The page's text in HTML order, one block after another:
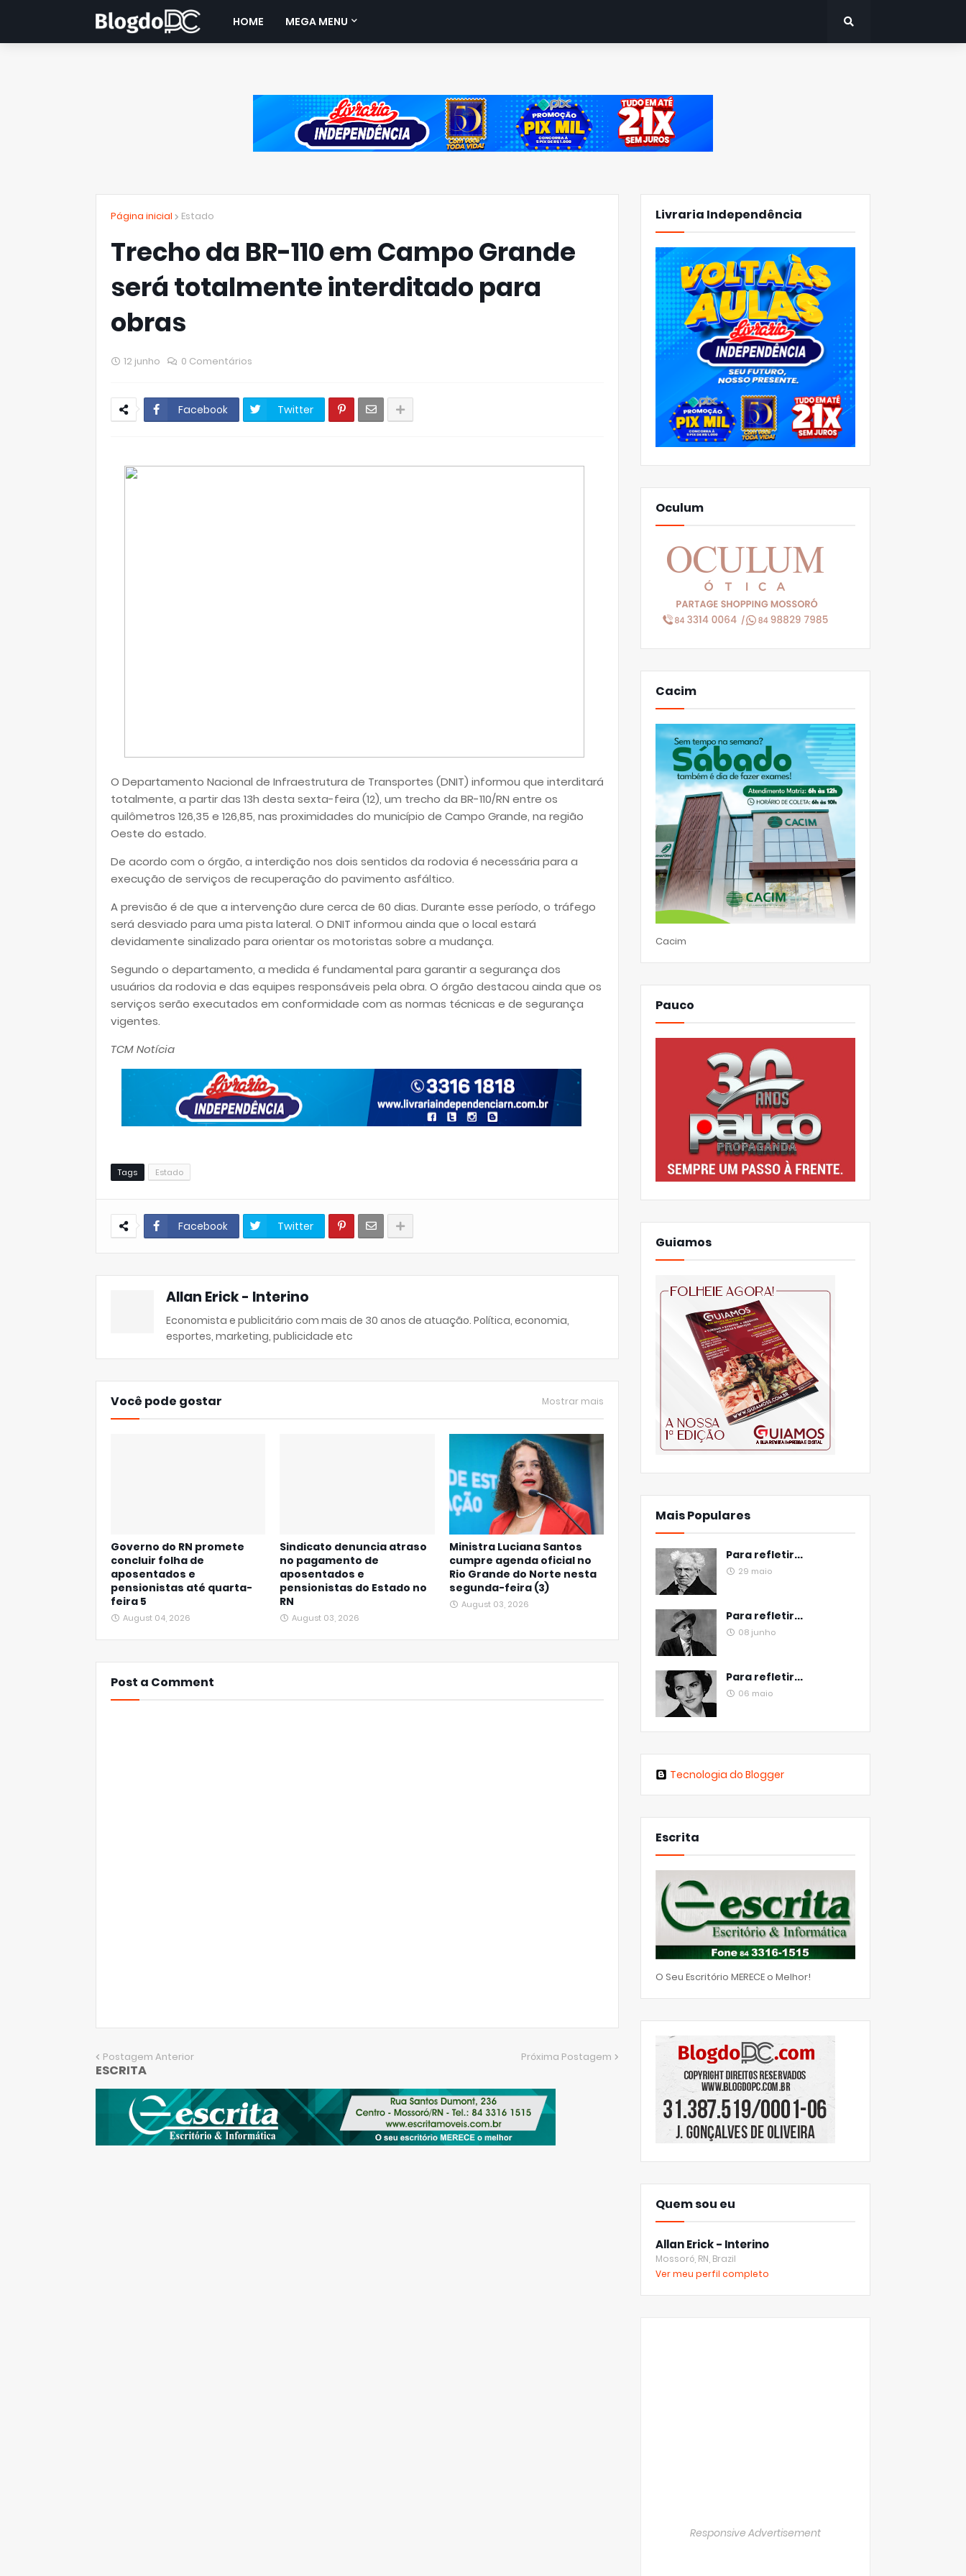
HOME MEGA MENU
Página inicial Estado
Trecho da BR-110 em Campo Grande
será totalmente interditado para
obras
12 junho 0 Comentários
Facebook Twitter
O Departamento Nacional de Infraestrutura de Transportes (DNIT) informou que interditará
totalmente, a partir das 13h desta sexta-feira (12), um trecho da BR-110/RN entre os
quilômetros 126,35 e 126,85, nas proximidades do município de Campo Grande, na região
Oeste do estado.
De acordo com o órgão, a interdição nos dois sentidos da rodovia é necessária para a
execução de serviços de recuperação do pavimento asfáltico.
A previsão é de que a intervenção dure cerca de 60 dias. Durante esse período, o tráfego
será desviado para uma pista lateral. O DNIT informou ainda que o local estará
devidamente sinalizado para orientar os motoristas sobre a mudança.
Segundo o departamento, a medida é fundamental para garantir a segurança dos
usuários da rodovia e das equipes responsáveis pela obra. O órgão destacou ainda que os
serviços serão executados em conformidade com as normas técnicas e de segurança
vigentes.
TCM Notícia
Tags Estado
Facebook Twitter
Allan Erick - Interino
Economista e publicitário com mais de 30 anos de atuação. Política, economia,
esportes, marketing, publicidade etc
Você pode gostar Mostrar mais
Governo do RN promete
concluir folha de
aposentados e
pensionistas até quarta-
feira 5
August 04, 2026
Sindicato denuncia atraso
no pagamento de
aposentados e
pensionistas do Estado no
RN
August 03, 2026
Ministra Luciana Santos
cumpre agenda oficial no
Rio Grande do Norte nesta
segunda-feira (3)
August 03, 2026
Post a Comment
Postagem Anterior Próxima Postagem
ESCRITA
Livraria Independência
Oculum
Cacim
Cacim
Pauco
Guiamos
Mais Populares
Para refletir...
29 maio
Para refletir...
08 junho
Para refletir...
06 maio
Tecnologia do Blogger
Escrita
O Seu Escritório MERECE o Melhor!
Quem sou eu
Allan Erick - Interino
Mossoró, RN, Brazil
Ver meu perfil completo
Responsive Advertisement